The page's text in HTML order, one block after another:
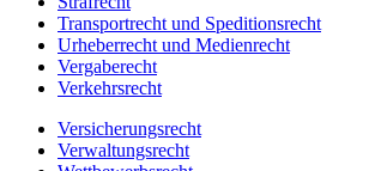
Transportrecht und Speditionsrecht
Urheberrecht und Medienrecht
Vergaberecht
Verkehrsrecht
Versicherungsrecht
Verwaltungsrecht